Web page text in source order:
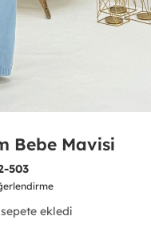
Bebe Mavisi
503
ekledi